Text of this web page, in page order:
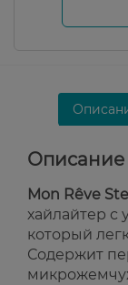
Описание
Mon Rêve
хайлайтер
который
Содержит